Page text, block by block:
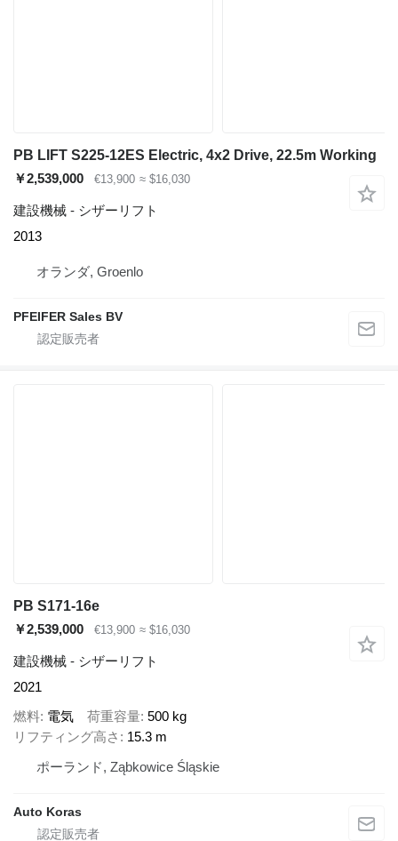
PB LIFT S225-12ES Electric, 4x2 Drive, 22.5m Working
￥2,539,000
€13,900 ≈ $16,030
建設機械 - シザーリフト
2013
オランダ, Groenlo
PFEIFER Sales BV
PB S171-16e
￥2,539,000
€13,900 ≈ $16,030
建設機械 - シザーリフト
2021
燃料 電気 荷重容量 500 kg
リフティング高さ
15.3 m
ポーランド, Ząbkowice Śląskie
Auto Koras